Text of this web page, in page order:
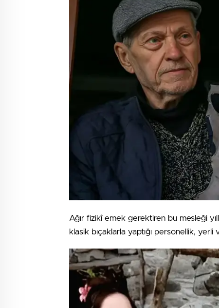
Ağır fizikî emek gerektiren bu mesleği
klasik bıçaklarla yaptığı personellik, yerli